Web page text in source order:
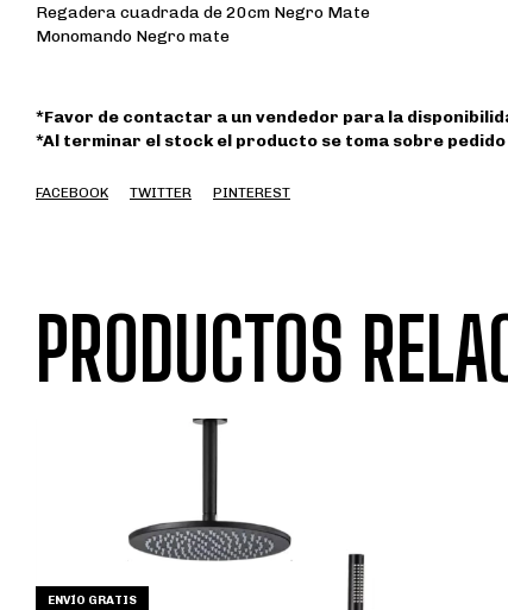
Regadera cuadrada de 20cm Negro Mate
Monomando Negro mate
*Favor de contactar a un vendedor para la
*Al terminar el stock el producto se toma sobre
FACEBOOK TWITTER PINTEREST
PRODUCTOS
ENVÍO GRATIS